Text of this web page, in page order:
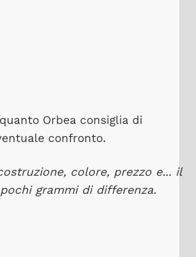
Orbea consiglia di
confronto.
colore, prezzo e... il
grammi di differenza.